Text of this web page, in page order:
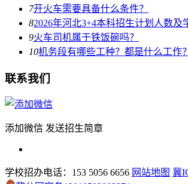
7开火车需要具备什么条件？
82026年河北3+4本科招生计划人数及
9火车司机属于铁饭碗吗？
10机务段有哪些工种？都是什么工作？
联系我们
添加微信 发送招生简章
学校招办电话：153 5056 6656 网站地图 冀